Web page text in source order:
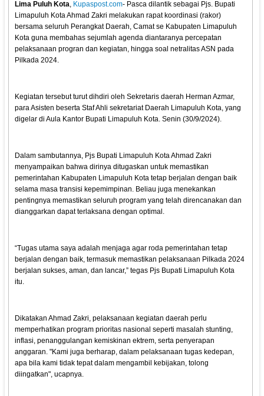
Lima Puluh Kota, Kupaspost.com- Pasca dilantik sebagai Pjs. Bupati
Limapuluh Kota Ahmad Zakri melakukan rapat koordinasi (rakor)
bersama seluruh Perangkat Daerah, Camat se Kabupaten Limapuluh
Kota guna membahas sejumlah agenda diantaranya percepatan
pelaksanaan progran dan kegiatan, hingga soal netralitas ASN pada
Pilkada 2024.
Kegiatan tersebut turut dihdiri oleh Sekretaris daerah Herman Azmar,
para Asisten beserta Staf Ahli sekretariat Daerah Limapuluh Kota, yang
digelar di Aula Kantor Bupati Limapuluh Kota. Senin (30/9/2024).
Dalam sambutannya, Pjs Bupati Limapuluh Kota Ahmad Zakri
menyampaikan bahwa dirinya ditugaskan untuk memastikan
pemerintahan Kabupaten Limapuluh Kota tetap berjalan dengan baik
selama masa transisi kepemimpinan. Beliau juga menekankan
pentingnya memastikan seluruh program yang telah direncanakan dan
dianggarkan dapat terlaksana dengan optimal.
“Tugas utama saya adalah menjaga agar roda pemerintahan tetap
berjalan dengan baik, termasuk memastikan pelaksanaan Pilkada 2024
berjalan sukses, aman, dan lancar,” tegas Pjs Bupati Limapuluh Kota
itu.
Dikatakan Ahmad Zakri, pelaksanaan kegiatan daerah perlu
memperhatikan program prioritas nasional seperti masalah stunting,
inflasi, penanggulangan kemiskinan ektrem, serta penyerapan
anggaran. "Kami juga berharap, dalam pelaksanaan tugas kedepan,
apa bila kami tidak tepat dalam mengambil kebijakan, tolong
diingatkan", ucapnya.